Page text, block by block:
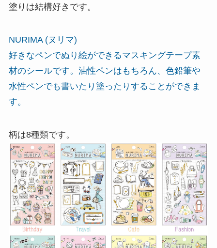
塗りは結構好きです。
NURIMA (ヌリマ)
好きなペンでぬり絵ができるマスキングテープ素
材のシールです。油性ペンはもちろん、色鉛筆や
水性ペンでも書いたり塗ったりすることができま
す。
柄は8種類です。